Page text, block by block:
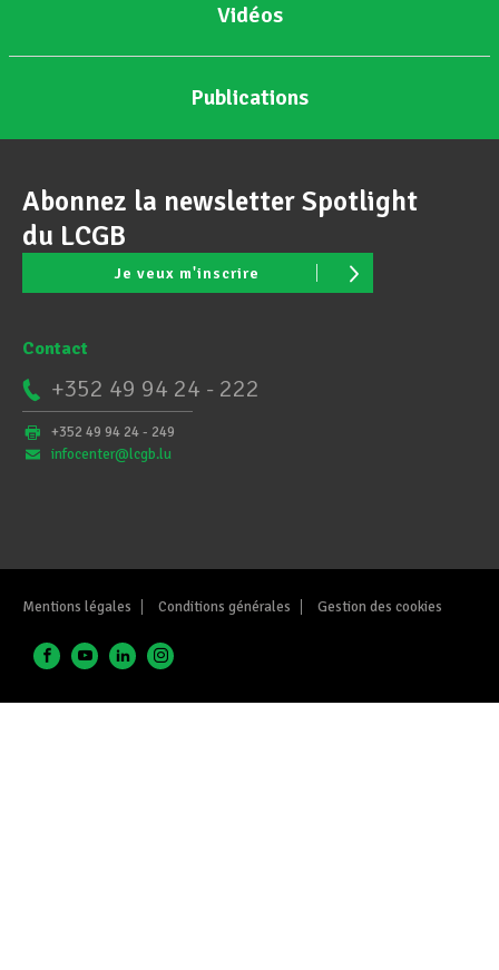
Vidéos
Publications
Abonnez la newsletter Spotlight
du LCGB
Je veux m'inscrire
Contact
+352 49 94 24 - 222
+352 49 94 24 - 249
infocenter@lcgb.lu
Mentions légales Conditions générales Gestion des cookies